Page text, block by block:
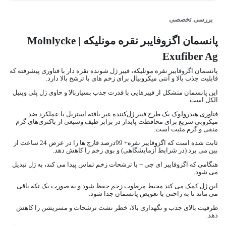
بررسی تخصصی
پانسمان اگزوفایبر نقره مونلیکه | Molnlycke
Exufiber Ag
پانسمان اگزوفایبر نقره مونلیکه، فیبر ژل شونده نقره دار با فناوری پیشرفته که
قابلیت جذب بالا و آنتی میکروبیال برای زخم های با ترشح بالا دارد.
این پانسمان متشكل از فیبرهایی با قدرت جذب بسیاربالا و حاوی ژل پلی وینیل
الكل است.
فناوری هیدرولوک یک طرح فیبر ژل‌کننده غیر بافته استریل با عملکرد ضد
میکروبی سریع برای محافظت پایدار در برابر طیف وسیعی از باکتری‌های گرم
منفی و گرم مثبت است.
ثابت شده است که اگزوفایبر نقره+ 99درصد قارچ ها را در عرض 24 ساعت از
بین می برد (در شرایط آزمایشگاهی) و بوی زخم را کاهش دهد.
هنگامی که اگزوفایبر ای جی + با ترشحات زخم تماس پیدا می کند، به ژل تبدیل
می شود.
این ژل کمک می کند محیط مرطوب زخم حفظ شود و به صورت یک تکه باقی
می ماند تا به راحتی با تعویض پانسمان جدا شود.
ظرفیت بالای جذب و نگهداری بالا، خطر نشت ترشحات و مسریشن را کاهش
دهد.